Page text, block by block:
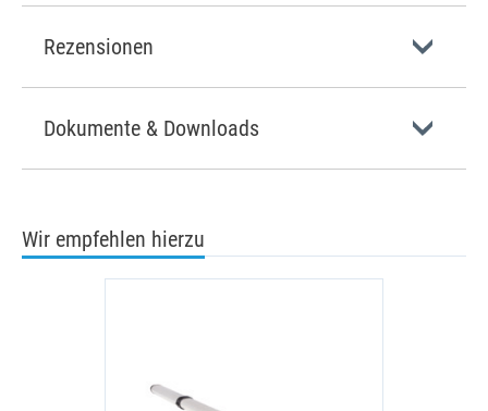
Rezensionen
Dokumente & Downloads
Wir empfehlen hierzu